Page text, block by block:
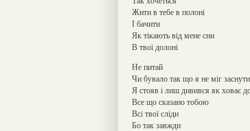
Жити в тебе в полоні
І бачити
Як тікають від мене сни
В твої долоні
Не питай
Чи бувало так що я не міг
Я стояв і лиш дивився як ховає
Все що сказано тобою
Всі твої сліди
Бо так завжди